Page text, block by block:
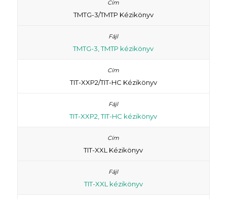
TMTG-3/TMTP Kézikönyv
TMTG-3, TMTP kézikönyv
TIT-XXP2/TIT-HC Kézikönyv
TIT-XXP2, TIT-HC kézikönyv
TIT-XXL Kézikönyv
TIT-XXL kézikönyv